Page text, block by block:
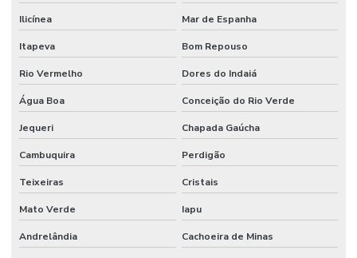
Ilicínea Mar de Espanha
Itapeva Bom Repouso
Rio Vermelho Dores do Indaiá
Água Boa Conceição do Rio Verde
Jequeri Chapada Gaúcha
Cambuquira Perdigão
Teixeiras Cristais
Mato Verde Iapu
Andrelândia Cachoeira de Minas